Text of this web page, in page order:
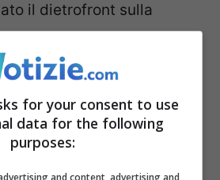
il dietrofront sulla
alla
La misura avrebbe
annoil tempo per poter
dirigenziale
for your consent to use
data for the following
purposes:
and content, advertising and